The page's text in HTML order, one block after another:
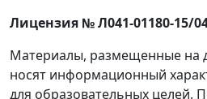
Лицензия № Л041-01180-15/
Материалы, размещенные на
носят информационный
для образовательных целей.